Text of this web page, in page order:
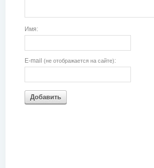
Имя:
E-mail (не отображается на сайте):
Добавить